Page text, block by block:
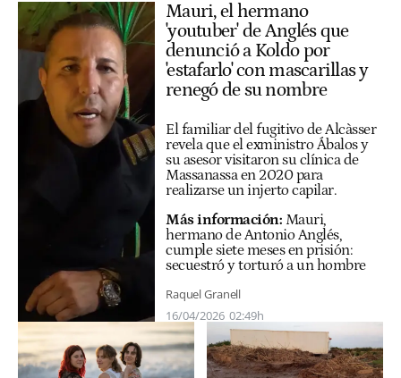
Mauri, el hermano
'youtuber' de Anglés que
denunció a Koldo por
'estafarlo' con mascarillas y
renegó de su nombre
El familiar del fugitivo de Alcàsser
revela que el exministro Ábalos y
su asesor visitaron su clínica de
Massanassa en 2020 para
realizarse un injerto capilar.
Más información: Mauri,
hermano de Antonio Anglés,
cumple siete meses en prisión:
secuestró y torturó a un hombre
Raquel Granell
16/04/2026 02:49h